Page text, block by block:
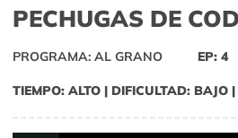
PECHUGAS DE
PROGRAMA: AL GRANO EP: 4
TIEMPO: ALTO | DIFICULTAD: BAJO